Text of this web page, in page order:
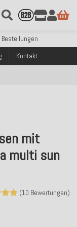
ab 99€ Bestellwert
Pay
ab 99€ Bestellwert
Pay
ab 99€ Bestellwert
Kontakt
mit
multi sun
(10 Bewertungen)